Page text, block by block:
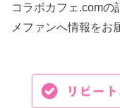
コラボカフェ.comの
メファンへ情報をお